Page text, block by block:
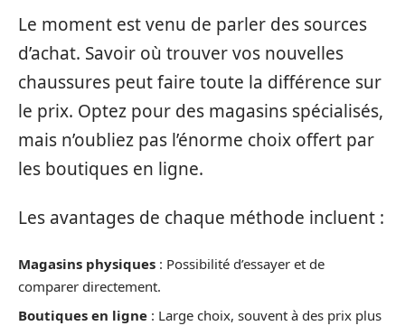
Le moment est venu de parler des sources
d’achat. Savoir où trouver vos nouvelles
chaussures peut faire toute la différence sur
le prix. Optez pour des magasins spécialisés,
mais n’oubliez pas l’énorme choix offert par
les boutiques en ligne.
Les avantages de chaque méthode incluent :
Magasins physiques : Possibilité d’essayer et de
comparer directement.
Boutiques en ligne : Large choix, souvent à des prix plus